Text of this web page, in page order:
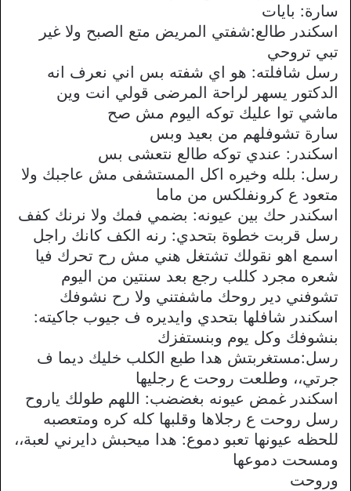
سارة: بايات
اسكندر طالع:شفتي المريض متع الصبح ولا غير
تبي تروحي
رسل شافلته: هو اي شفته بس اني نعرف انه
الدكتور يسهر لراحة المرضى قولي انت وين
ماشي توا عليك توكه اليوم مش صح
سارة تشوفلهم من بعيد وبس
اسكندر: عندي توكه طالع نتعشى بس
رسل: بلله وخيره اكل المستشفى مش عاجبك ولا
متعود ع كرونفلكس من ماما
اسكندر حك بين عيونه: بضمي فمك ولا نرنك كفف
رسل قربت خطوة بتحدي: رنه الكف كانك راجل
اسمع اهو نقولك تشتغل هني مش رح تحرك فيا
شعره مجرد كللب رجع بعد سنتين من اليوم
تشوفني دير روحك ماشفتني ولا رح نشوفك
اسكندر شافلها بتحدي وايديره ف جيوب جاكيته:
بنشوفك وكل يوم وبنستفزك
رسل:مستغربتش هدا طبع الكلب خليك ديما ف
جرتي،، وطلعت روحت ع رجليها
اسكندر غمض عيونه بغضضب: اللهم طولك ياروح
رسل روحت ع رجلاها وقلبها كله كره ومتعصبه
للحظه عيونها تعبو دموع: هدا ميحبش دايرني لعبة،،
ومسحت دموعها
وروحت